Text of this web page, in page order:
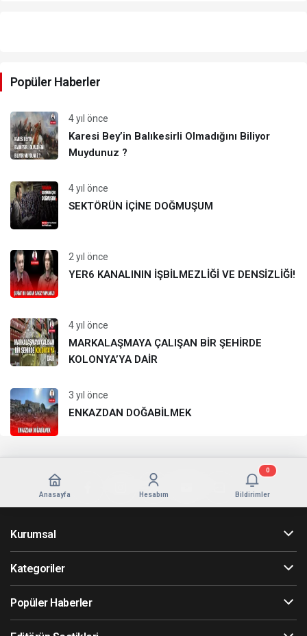
Popüler Haberler
4 yıl önce
Karesi Bey’in Balıkesirli Olmadığını Biliyor
Muydunuz ?
4 yıl önce
SEKTÖRÜN İÇİNE DOĞMUŞUM
2 yıl önce
YER6 KANALININ İŞBİLMEZLİĞİ VE DENSİZLİĞİ!
4 yıl önce
MARKALAŞMAYA ÇALIŞAN BİR ŞEHİRDE
KOLONYA’YA DAİR
3 yıl önce
ENKAZDAN DOĞABİLMEK
Anasayfa Hesabım Bildirimler
0
Kurumsal
Kategoriler
Popüler Haberler